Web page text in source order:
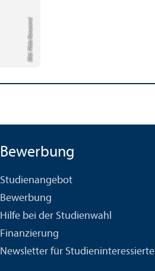
Bild: Nida Karuserci
Bewerbung
Studien­angebot
Bewerbung
Hilfe bei der Studien­wahl
Finanzierung
Newsletter für Studien­interessierte